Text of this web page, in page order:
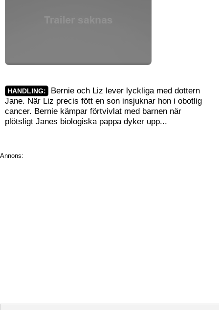
HANDLING:
Bernie och Liz lever lyckliga med dottern
Jane. När Liz precis fött en son insjuknar hon i obotlig
cancer. Bernie kämpar förtvivlat med barnen när
plötsligt Janes biologiska pappa dyker upp...
Annons: